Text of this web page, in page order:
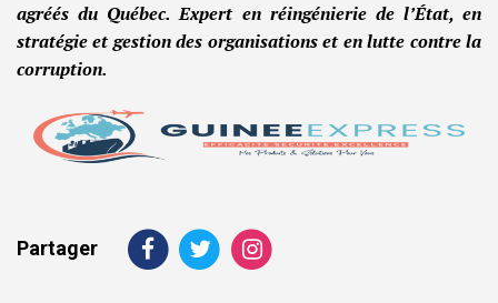
agréés du Québec. Expert en réingénierie de l’État, en
stratégie et gestion des organisations et en lutte contre la
corruption.
Partager